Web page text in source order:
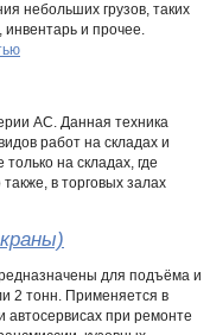
небольших грузов, таких
инвентарь и прочее.
АС. Данная техника
работ на складах и
на складах, где
в торговых залах
для подъёма и
2 тонн. Применяется в
автосервисах при ремонте